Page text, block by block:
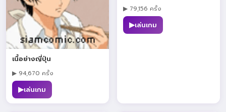
เนื้อย่างญี่ปุ่น
▶ 94,670 ครั้ง
▶เล่นเกม
▶ 79,156 ครั้ง
▶เล่นเกม